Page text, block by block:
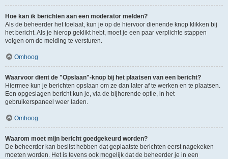
Hoe kan ik berichten aan een moderator melden?
Als de beheerder het toelaat, kun je op de hiervoor dienende knop klikken bij
het bericht. Als je hierop geklikt hebt, moet je een paar verplichte stappen
volgen om de melding te versturen.
Omhoog
Waarvoor dient de "Opslaan"-knop bij het plaatsen van een bericht?
Hiermee kun je berichten opslaan om ze dan later af te werken en te plaatsen.
Een opgeslagen bericht kun je, via de bijhorende optie, in het
gebruikerspaneel weer laden.
Omhoog
Waarom moet mijn bericht goedgekeurd worden?
De beheerder kan beslist hebben dat geplaatste berichten eerst nagekeken
moeten worden. Het is tevens ook mogelijk dat de beheerder je in een